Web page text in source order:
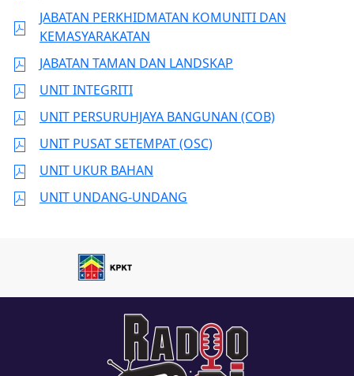
JABATAN PERKHIDMATAN KOMUNITI DAN
KEMASYARAKATAN
JABATAN TAMAN DAN LANDSKAP
UNIT INTEGRITI
UNIT PERSURUHJAYA BANGUNAN (COB)
UNIT PUSAT SETEMPAT (OSC)
UNIT UKUR BAHAN
UNIT UNDANG-UNDANG